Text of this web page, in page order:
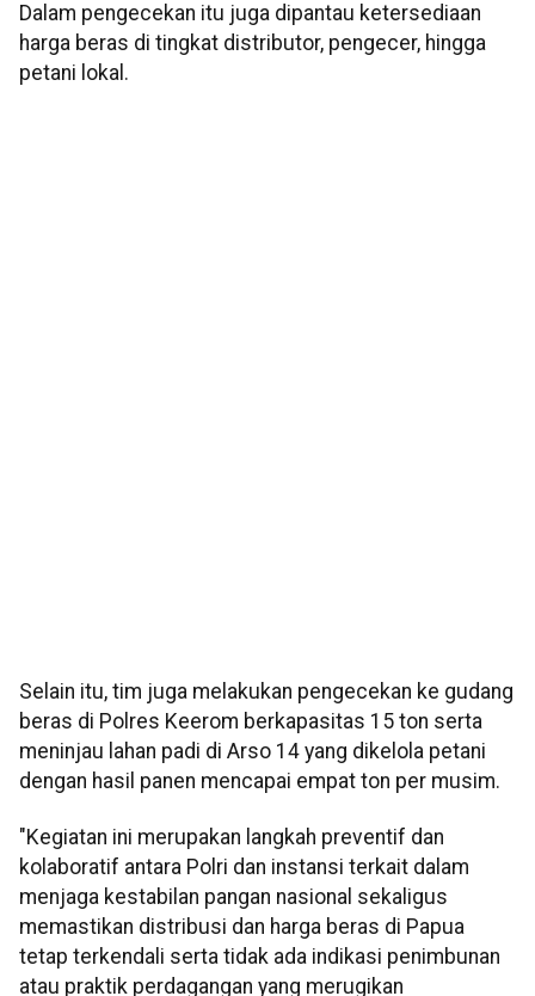
Dalam pengecekan itu juga dipantau ketersediaan
harga beras di tingkat distributor, pengecer, hingga
petani lokal.
Selain itu, tim juga melakukan pengecekan ke gudang
beras di Polres Keerom berkapasitas 15 ton serta
meninjau lahan padi di Arso 14 yang dikelola petani
dengan hasil panen mencapai empat ton per musim.
"Kegiatan ini merupakan langkah preventif dan
kolaboratif antara Polri dan instansi terkait dalam
menjaga kestabilan pangan nasional sekaligus
memastikan distribusi dan harga beras di Papua
tetap terkendali serta tidak ada indikasi penimbunan
atau praktik perdagangan yang merugikan